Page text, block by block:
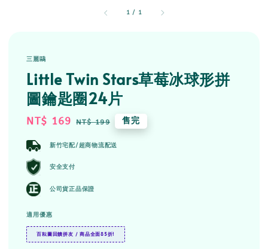
1 / 1
三麗鷗
Little Twin Stars草莓冰球形拼
圖鑰匙圈24片
Sale
NT$ 169 Regular
NT$ 199 售完
新竹宅配/超商物流配送
安全支付
公司貨正品保證
適用優惠
百耘圖回饋拼友 / 商品全面85折!